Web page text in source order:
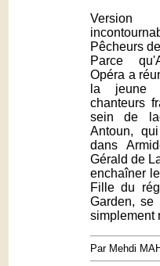
Version
Pêcheurs
Parce
Opéra a
la jeune
chanteurs
sein de
Antoun,
dans
Gérald de
enchaîner
Fille du
Garden, se
simplement
Par Mehdi